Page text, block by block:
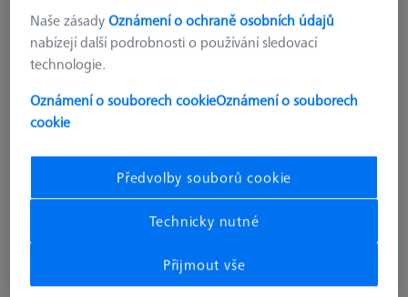
SPOJOVACÍ PRVKY
Spoj - M6 dlouhý, AF25, 10 kusů
€ 129.95 bez DPH
Naše zásadyOznámení o ochraně osobních údajů
nabízejí další podrobnosti o používání sledovací
technologie.
Oznámení o souborech cookieOznámení o souborech
cookie
Předvolby souborů cookie
Technicky nutné
Přijmout vše